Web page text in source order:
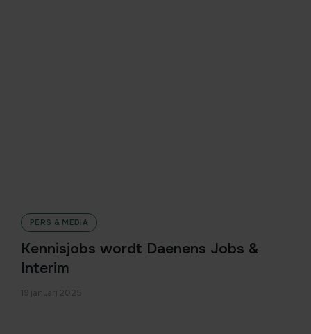
PERS & MEDIA
Kennisjobs wordt Daenens Jobs &
Interim
19 januari 2025